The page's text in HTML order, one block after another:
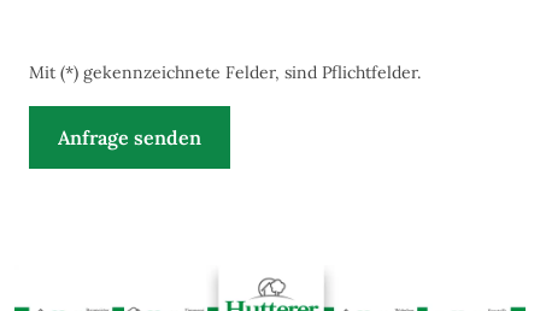
Mit (*) gekennzeichnete Felder, sind Pflichtfelder.
Anfrage senden